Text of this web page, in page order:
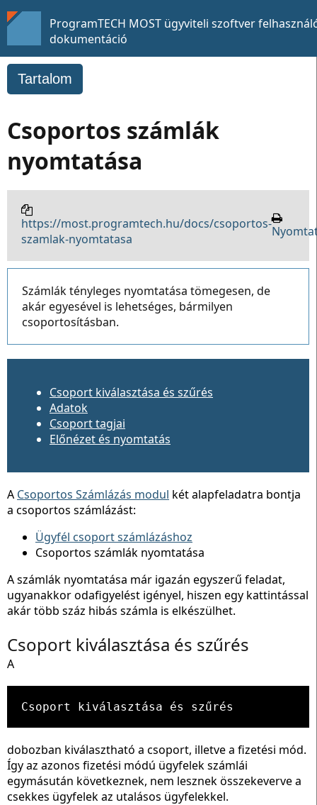
ProgramTECH MOST ügyviteli szoftver
dokumentáció
Tartalom
Csoportos számlák
nyomtatása
https://most.programtech.hu/docs/csoportos-
szamlak-nyomtatasa
Számlák tényleges nyomtatása tömegesen, de
akár egyesével is lehetséges, bármilyen
csoportosításban.
Csoport kiválasztása és szűrés
Adatok
Csoport tagjai
Előnézet és nyomtatás
A Csoportos Számlázás modul két alapfeladatra bontja
a csoportos számlázást:
Ügyfél csoport számlázáshoz
Csoportos számlák nyomtatása
A számlák nyomtatása már igazán egyszerű feladat,
ugyanakkor odafigyelést igényel, hiszen egy kattintással
akár több száz hibás számla is elkészülhet.
Csoport kiválasztása és szűrés
A
Csoport kiválasztása és szűrés
dobozban kiválasztható a csoport, illetve a fizetési mód.
Így az azonos fizetési módú ügyfelek számlái
egymásután következnek, nem lesznek összekeverve a
csekkes ügyfelek az utalásos ügyfelekkel.